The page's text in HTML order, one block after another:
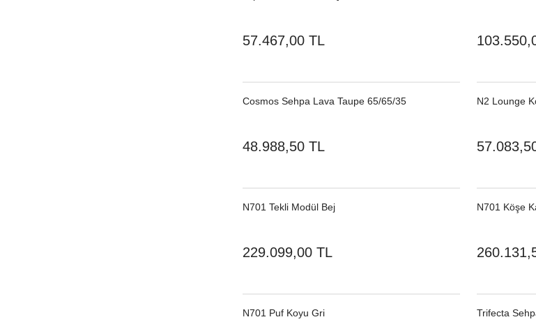
57.467,00 TL
Cosmos Sehpa Lava Taupe 65/65/35
48.988,50 TL
N2 Lounge
N701 Tekli Modül Bej
229.099,00 TL
N701 Köşe
N701 Puf Koyu Gri Trifecta